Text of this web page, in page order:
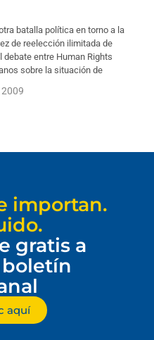
batalla política en torno a la
de reelección ilimitada de
entre Human Rights
sobre la situación de
importan.
gratis a
aquí